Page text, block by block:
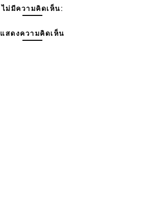
ไม่มีความคิดเห็น:
แสดงความคิดเห็น